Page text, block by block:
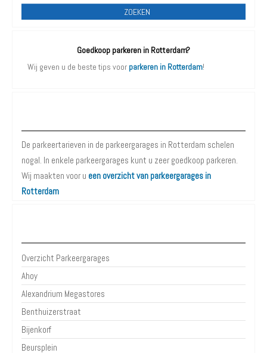
ZOEKEN
Goedkoop parkeren in Rotterdam?
Wij geven u de beste tips voor parkeren in Rotterdam!
De parkeertarieven in de parkeergarages in Rotterdam schelen
nogal. In enkele parkeergarages kunt u zeer goedkoop parkeren.
Wij maakten voor u een overzicht van parkeergarages in
Rotterdam
Overzicht Parkeergarages
Ahoy
Alexandrium Megastores
Benthuizerstraat
Bijenkorf
Beursplein